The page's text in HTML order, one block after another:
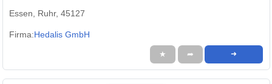
Essen, Ruhr, 45127
Firma:Hedalis GmbH
★ ➦ ➜